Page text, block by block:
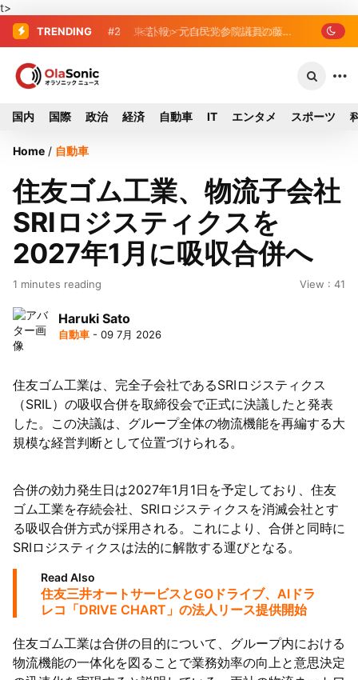
t>
TRENDING #2 ＜訃報＞元自民党参院議員の藤
#3 東芝、かつてのライバル日立の元社
国内 国際 政治 経済 自動車 IT エンタメ スポーツ
Home / 自動車
住友ゴム工業、物流子会社
SRIロジスティクスを
2027年1月に吸収合併へ
1 minutes reading View : 41
Haruki Sato
自動車 - 09 7月 2026
住友ゴム工業は、完全子会社であるSRIロジスティクス
（SRIL）の吸収合併を取締役会で正式に決議したと発表
した。この決議は、グループ全体の物流機能を再編する大
規模な経営判断として位置づけられる。
合併の効力発生日は2027年1月1日を予定しており、住友
ゴム工業を存続会社、SRIロジスティクスを消滅会社とす
る吸収合併方式が採用される。これにより、合併と同時に
SRIロジスティクスは法的に解散する運びとなる。
Read Also
住友三井オートサービスとGOドライブ、AIドラ
レコ「DRIVE CHART」の法人リース提供開始
住友ゴム工業は合併の目的について、グループ内における
物流機能の一体化を図ることで業務効率の向上と意思決定